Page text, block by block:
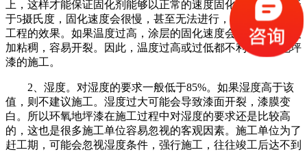
上，这样才能保证固化剂能够以正常的速度固化。如果温度低
于5摄氏度，固化速度会很慢，甚至无法进行，从而影响整个
工程的效果。如果温度过高，涂层的固化速度会过快，使其更
加粘稠，容易开裂。因此，温度过高或过低都不利于环氧地坪
漆的施工。
2、湿度。对湿度的要求一般低于85%。如果湿度高于该
值，则不建议施工。湿度过大可能会导致漆面开裂，漆膜变
白。所以环氧地坪漆在施工过程中对湿度的要求还是比较高
的，这也是很多施工单位容易忽视的客观因素。施工单位为了
赶工期，可能会忽视湿度条件，强行施工，往往竣工后达不到